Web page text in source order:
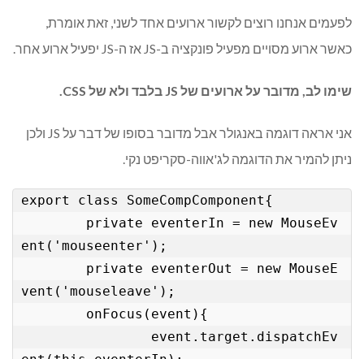
לפעמים אנחנו רוצים לקשור ארועים אחד לשני, זאת אומרת,
כאשר ארוע מסויים מפעיל פונקציה ב-JS אז ה-JS יפעיל ארוע אחר.
שימו לב, מדובר על ארועים של JS בלבד ולא של CSS.
אני אראה דוגמה באנגולר אבל מדובר בסופו של דבר על JS ולכן
ניתן להמיר את הדוגמה לג'אווה-סקריפט נקי.
export class SomeCompComponent{
ent('mouseenter');
vent('mouseleave');